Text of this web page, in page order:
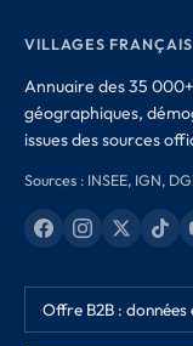
VILLAGES FRANÇAIS
Annuaire des 35
géographiques,
issues des sources
Sources : INSEE, IGN,
Offre B2B :